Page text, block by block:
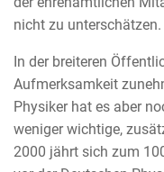
nicht zu unterschätzen.
In der breiteren
Aufmerksamkeit
Physiker hat es aber
weniger wichtige,
2000 jährt sich zum